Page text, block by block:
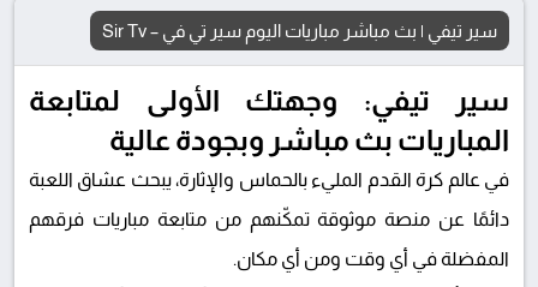
سير تيفي | بث مباشر مباريات اليوم سير تي في – Sir Tv
سير تيفي: وجهتك الأولى لمتابعة
المباريات بث مباشر وبجودة عالية
في عالم كرة القدم المليء بالحماس والإثارة، يبحث عشاق اللعبة
دائمًا عن منصة موثوقة تمكّنهم من متابعة مباريات فرقهم
المفضلة في أي وقت ومن أي مكان.